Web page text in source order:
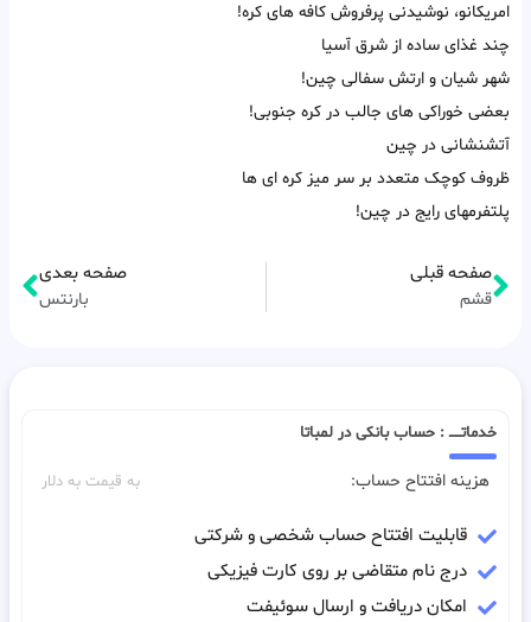
امریکانو، نوشیدنی پرفروش کافه های کره!
چند غذای ساده از شرق آسیا
شهر شیان و ارتش سفالی چین!
بعضی خوراکی های جالب در کره جنوبی!
آتشنشانی در چین
ظروف کوچک متعدد بر سر میز کره ای ها
پلتفرمهای رایج در چین!
صفحه قبلی
قشم
صفحه بعدی
بارنتس
خدماتـــــ : حساب بانکی در لمباتا
هزینه افتتاح حساب: به قیمت به دلار
قابلیت افتتاح حساب شخصی و شرکتی
درج نام متقاضی بر روی کارت فیزیکی
امکان دریافت و ارسال سوئیفت